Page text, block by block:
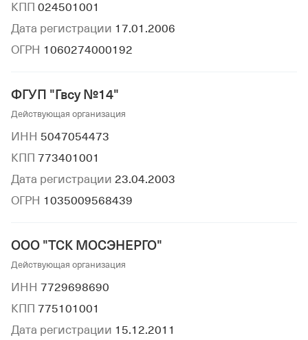
КПП 024501001
Дата регистрации 17.01.2006
ОГРН 1060274000192
ФГУП "Гвсу №14"
Действующая организация
ИНН 5047054473
КПП 773401001
Дата регистрации 23.04.2003
ОГРН 1035009568439
ООО "ТСК МОСЭНЕРГО"
Действующая организация
ИНН 7729698690
КПП 775101001
Дата регистрации 15.12.2011